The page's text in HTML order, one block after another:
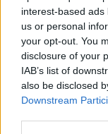
interest-based
us or personal
your opt-out. You
disclosure of your
IAB’s list of
also be disclosed
Downstream
0 Ptos
0 Ptos
7 Ptos
10 Ptos